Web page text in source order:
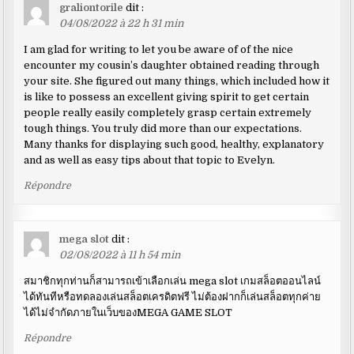
graliontorile dit :
04/08/2022 à 22 h 31 min
I am glad for writing to let you be aware of of the nice
encounter my cousin’s daughter obtained reading through
your site. She figured out many things, which included how it
is like to possess an excellent giving spirit to get certain
people really easily completely grasp certain extremely
tough things. You truly did more than our expectations.
Many thanks for displaying such good, healthy, explanatory
and as well as easy tips about that topic to Evelyn.
Répondre
mega slot dit :
02/08/2022 à 11 h 54 min
สมาชิกทุกท่านก็สามารถเข้าเลือกเล่น mega slot เกมสล็อตออนไลน์
ได้ทันทีหรือทดลองเล่นสล็อตเครดิตฟรี ไม่ต้องฝากก็เล่นสล็อตทุกค่าย
ได้ไม่จำกัดภายในเว็บของMEGA GAME SLOT
Répondre